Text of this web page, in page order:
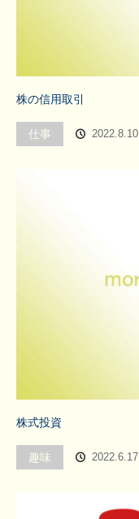
株の信用取引
仕事 2022.8.10
株式投資
趣味 2022.6.17